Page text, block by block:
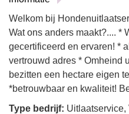
Welkom bij
Wat ons anders maakt?.... *
gecertificeerd en ervaren! *
vertrouwd adres * Omheind
bezitten een hectare eigen
*betrouwbaar en kwaliteit!
Type bedrijf: Uitlaatservice,